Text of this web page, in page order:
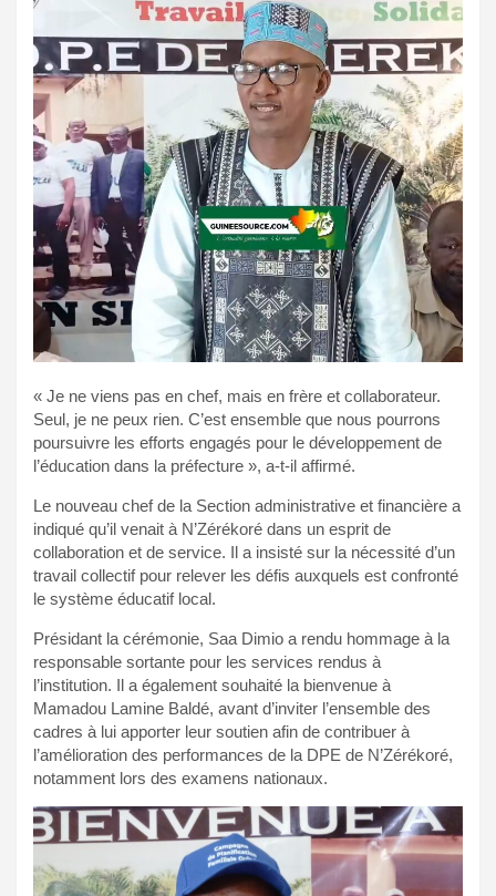
« Je ne viens pas en chef, mais en frère et collaborateur.
Seul, je ne peux rien. C’est ensemble que nous pourrons
poursuivre les efforts engagés pour le développement de
l’éducation dans la préfecture », a-t-il affirmé.
Le nouveau chef de la Section administrative et financière a
indiqué qu’il venait à N’Zérékoré dans un esprit de
collaboration et de service. Il a insisté sur la nécessité d’un
travail collectif pour relever les défis auxquels est confronté
le système éducatif local.
Présidant la cérémonie, Saa Dimio a rendu hommage à la
responsable sortante pour les services rendus à
l’institution. Il a également souhaité la bienvenue à
Mamadou Lamine Baldé, avant d’inviter l’ensemble des
cadres à lui apporter leur soutien afin de contribuer à
l’amélioration des performances de la DPE de N’Zérékoré,
notamment lors des examens nationaux.